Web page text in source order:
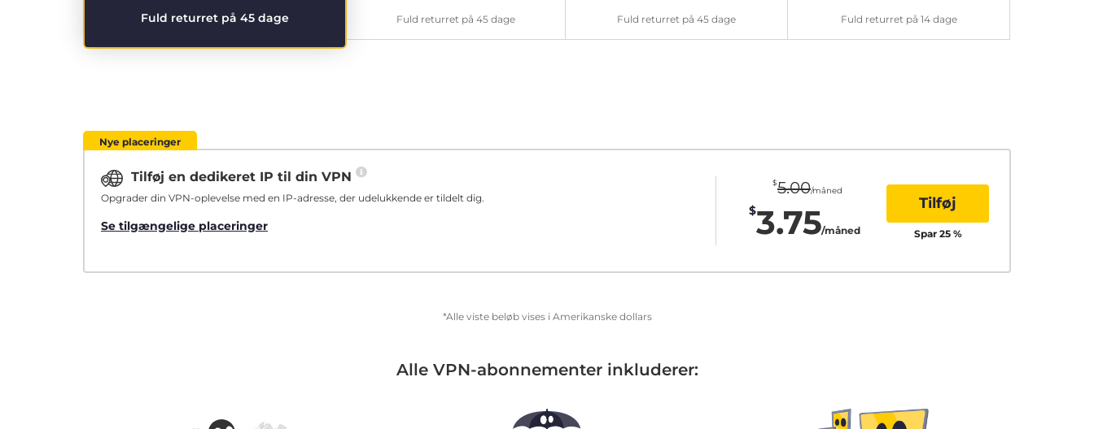
Fuld returret på 45 dage Fuld returret på 45 dage Fuld returret på 45 dage Fuld returret på 14 dage
Nye placeringer
Tilføj en dedikeret IP til din VPN
Opgrader din VPN-oplevelse med en IP-adresse, der udelukkende er tildelt dig.
Se tilgængelige placeringer
$5.00/måned
$3.75/måned
Tilføj
Spar 25%
*Alle viste beløb vises i Amerikanske dollars
Alle VPN-abonnementer inkluderer: